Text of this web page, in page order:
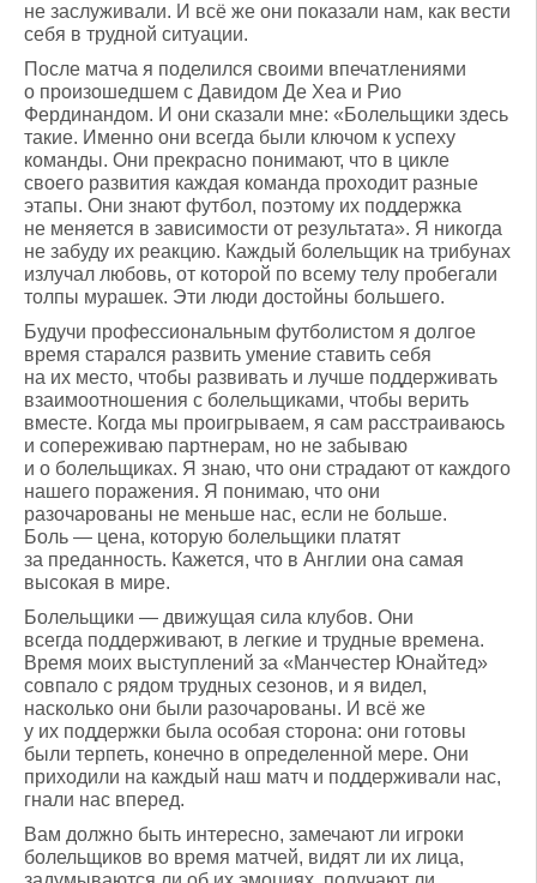
не заслуживали. И всё же они показали нам, как вести
себя в трудной ситуации.
После матча я поделился своими впечатлениями
о произошедшем с Давидом Де Хеа и Рио
Фердинандом. И они сказали мне: «Болельщики здесь
такие. Именно они всегда были ключом к успеху
команды. Они прекрасно понимают, что в цикле
своего развития каждая команда проходит разные
этапы. Они знают футбол, поэтому их поддержка
не меняется в зависимости от результата». Я никогда
не забуду их реакцию. Каждый болельщик на трибунах
излучал любовь, от которой по всему телу пробегали
толпы мурашек. Эти люди достойны большего.
Будучи профессиональным футболистом я долгое
время старался развить умение ставить себя
на их место, чтобы развивать и лучше поддерживать
взаимоотношения с болельщиками, чтобы верить
вместе. Когда мы проигрываем, я сам расстраиваюсь
и сопереживаю партнерам, но не забываю
и о болельщиках. Я знаю, что они страдают от каждого
нашего поражения. Я понимаю, что они
разочарованы не меньше нас, если не больше.
Боль — цена, которую болельщики платят
за преданность. Кажется, что в Англии она самая
высокая в мире.
Болельщики — движущая сила клубов. Они
всегда поддерживают, в легкие и трудные времена.
Время моих выступлений за «Манчестер Юнайтед»
совпало с рядом трудных сезонов, и я видел,
насколько они были разочарованы. И всё же
у их поддержки была особая сторона: они готовы
были терпеть, конечно в определенной мере. Они
приходили на каждый наш матч и поддерживали нас,
гнали нас вперед.
Вам должно быть интересно, замечают ли игроки
болельщиков во время матчей, видят ли их лица,